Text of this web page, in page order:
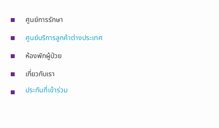
ศูนย์การรักษา
ศูนย์บริการลูกค้าต่างประเทศ
ห้องพักผู้ป่วย
เกี่ยวกับเรา
ประกันที่เข้าร่วม